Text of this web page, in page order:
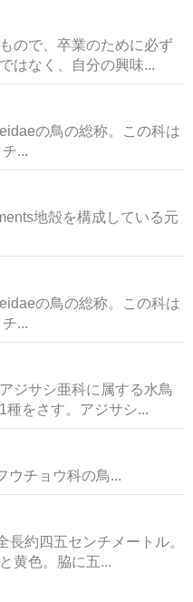
ので、卒業のために必ず
はなく、自分の興味...
の鳥の総称。この科は
...
地殻を構成している元
の鳥の総称。この科は
...
ジサシ亜科に属する水鳥
をさす。アジサシ...
チョウ科の鳥...
長約四五センチメートル。
黄色。脇に五...